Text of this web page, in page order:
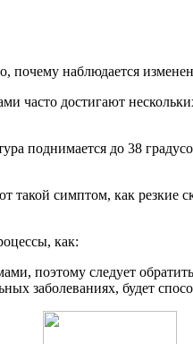
наблюдается
часто достигают
поднимается до 38
симптом, как резкие
как:
поэтому следует
заболеваниях, будет